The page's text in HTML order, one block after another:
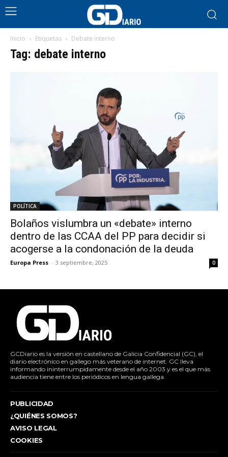
Inicio Etiquetas Debate interno
Tag: debate interno
POLÍTICA
Bolaños vislumbra un «debate» interno
dentro de las CCAA del PP para decidir si
acogerse a la condonación de la deuda
Europa Press - 3 septiembre, 2025 0
GCDiario es la versión en castellano de Galicia Confidencial (GC), el
diario electrónico en gallego más veterano de internet. GC lleva
informando ininterrumpidamente desde el año 2003 y es el que más
audiencia tiene entre los periódicos en lengua gallega.
PUBLICIDAD
¿QUIÉNES SOMOS?
AVISO LEGAL
COOKIES